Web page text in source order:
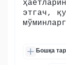
этгач,
Бошқа